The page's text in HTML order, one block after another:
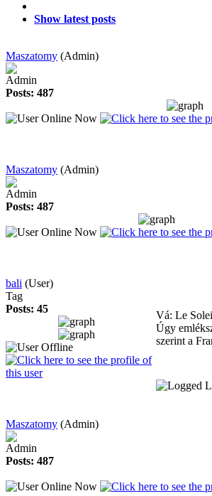
Show latest posts
Maszatomy (Admin)
Admin
Posts: 487
Maszatomy (Admin)
Admin
Posts: 487
bali (User)
Tag
Posts: 45
Vá: Le
Úgy
szerint a
Maszatomy (Admin)
Admin
Posts: 487